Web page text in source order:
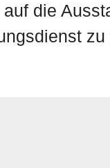
die